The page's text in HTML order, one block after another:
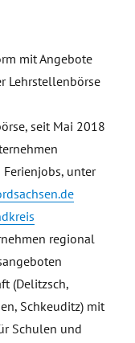
mit Angebote
Lehrstellenbörse
seit Mai 2018
unter
regional
(Delitzsch,
Schkeuditz) mit
Schulen und